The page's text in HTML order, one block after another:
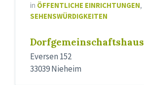
in ÖFFENTLICHE EINRICHTUNGEN,
SEHENSWÜRDIGKEITEN
Dorfgemeinschaftshaus
Eversen 152
33039 Nieheim